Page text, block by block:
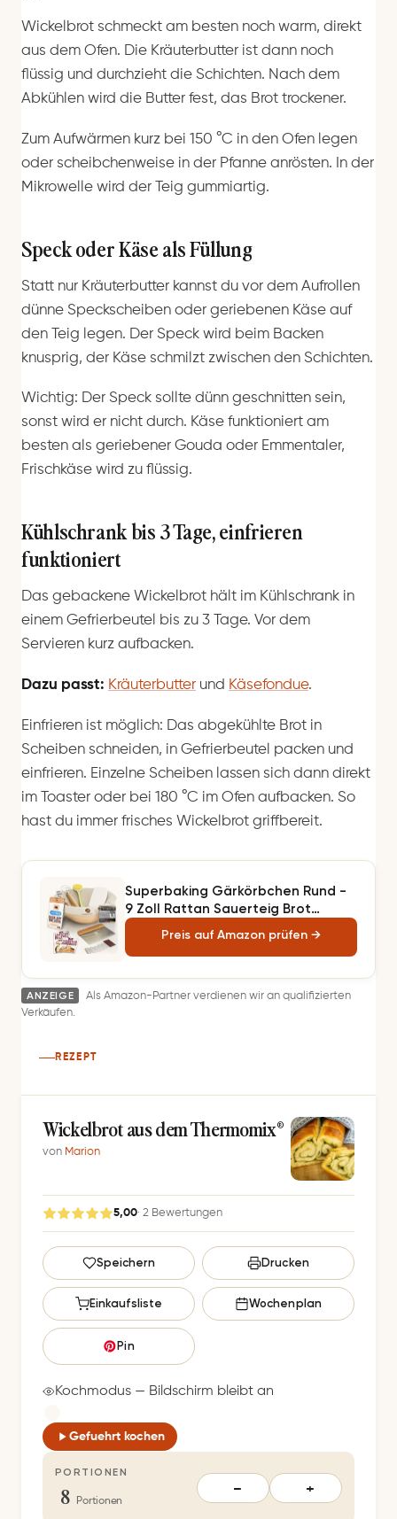
Wickelbrot schmeckt am besten noch warm, direkt
aus dem Ofen. Die Kräuterbutter ist dann noch
flüssig und durchzieht die Schichten. Nach dem
Abkühlen wird die Butter fest, das Brot trockener.
Zum Aufwärmen kurz bei 150 °C in den Ofen legen
oder scheibchenweise in der Pfanne anrösten. In der
Mikrowelle wird der Teig gummiartig.
Speck oder Käse als Füllung
Statt nur Kräuterbutter kannst du vor dem Aufrollen
dünne Speckscheiben oder geriebenen Käse auf
den Teig legen. Der Speck wird beim Backen
knusprig, der Käse schmilzt zwischen den Schichten.
Wichtig: Der Speck sollte dünn geschnitten sein,
sonst wird er nicht durch. Käse funktioniert am
besten als geriebener Gouda oder Emmentaler,
Frischkäse wird zu flüssig.
Kühlschrank bis 3 Tage, einfrieren
funktioniert
Das gebackene Wickelbrot hält im Kühlschrank in
einem Gefrierbeutel bis zu 3 Tage. Vor dem
Servieren kurz aufbacken.
Dazu passt: Kräuterbutter und Käsefondue.
Einfrieren ist möglich: Das abgekühlte Brot in
Scheiben schneiden, in Gefrierbeutel packen und
einfrieren. Einzelne Scheiben lassen sich dann direkt
im Toaster oder bei 180 °C im Ofen aufbacken. So
hast du immer frisches Wickelbrot griffbereit.
Superbaking Gärkörbchen Rund -
9 Zoll Rattan Sauerteig Brot
Gärkorb - 9-Teiliges Komplettes
Sauerteig Starter Set Brotkö
Preis auf Amazon prüfen →
ANZEIGE
Als Amazon-Partner verdienen wir an qualifizierten
Verkäufen.
REZEPT
Wickelbrot aus dem Thermomix®
von Marion
5,00· 2 Bewertungen
G
e
s
e
c
e
r
Speichern Drucken
Einkaufsliste Wochenplan
Pin
Kochmodus — Bildschirm bleibt an
Gefuehrt kochen
PORTIONEN
8 Portionen
− +